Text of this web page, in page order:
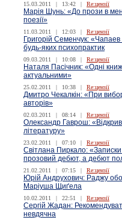
15.03.2011 | 13:42 | Re:цензії
Марія Шунь: «До прози в
поезії»
11.03.2011 | 12:03 | Re:цензії
Григорій Семенчук:
будь-яких психопрактик
09.03.2011 | 10:08 | Re:цензії
Наталя Пасічник: «Одні
актуальними»
25.02.2011 | 10:38 | Re:цензії
Дмитро Чекалкін: «При
авторів»
02.03.2011 | 08:14 | Re:цензії
Олександр Гаврош:
літературу»
23.02.2011 | 07:10 | Re:цензії
Світлана Пиркало:
прозовий дебют, а дебют
21.02.2011 | 07:15 | Re:цензії
Юрій Андрухович: Раджу
Маріуша Щиґела
10.02.2011 | 22:51 | Re:цензії
Сергій Жадан:
невдячна